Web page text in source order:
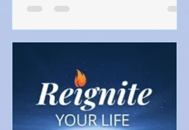
ronimine – vahel tundub, et tee on järsk
kahanema. Kuid õnneks on olemas
mõned lihtsad ja tõhusad strateegiad,
mis aitavad sul oma eesmärkide poole
ühtlaselt l